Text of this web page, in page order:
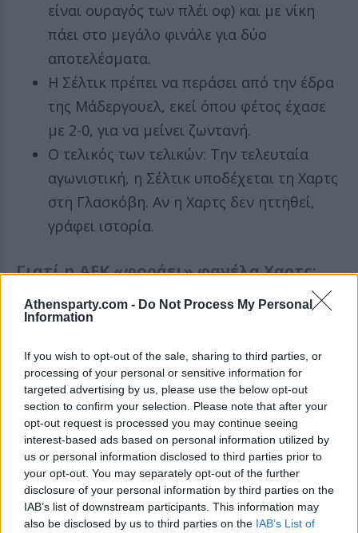
Athensparty.com - Do Not Process My Personal
Information
If you wish to opt-out of the sale, sharing to third parties, or
processing of your personal or sensitive information for
targeted advertising by us, please use the below opt-out
section to confirm your selection. Please note that after your
opt-out request is processed you may continue seeing
interest-based ads based on personal information utilized by
us or personal information disclosed to third parties prior to
your opt-out. You may separately opt-out of the further
disclosure of your personal information by third parties on the
IAB’s list of downstream participants. This information may
also be disclosed by us to third parties on the IAB’s List of
είναι ουραγός των πλέι οφ) και με νίκη
πάει στο μεγάλο φινάλε για δύο
αποτελέσματα.
Η Σέλτικ πρέπει να περάσει από την έδρα
της Μάδεργουελ, εκεί όπου φέτος έχασε
με 2-0, για να μείνει ζωντανή.
Ο τελικός των τελικών: Την τελευταία
αγωνιστική, η Σέλτικ υποδέχεται τη Χαρτς
στη Γλασκόβη. Αν η Χαρτς δεν ηττηθεί,
γράφει ιστορία.
Γιατί η ΑΕΚ «φοράει» φανέλα Χαρτς;
Η κατάκτηση του τίτλου από την ΑΕΚ ήταν
είσοδος στη League Phase του Champions
League, εκεί όπου περιμένουν τα τρελά έσοδα
εκατομμυρίων. Για να φτάσει όμως εκεί, η ΑΕΚ
χρειάζεται να είναι στους «Ισχυρούς» των
playoffs, ώστε να έχει βατό αντίπαλο στο
τελευταίο και πιο κρίσιμο σκαλοπάτι.
Όπως εξήγησε ο Ανδρέας Δημάτος, το παζλ